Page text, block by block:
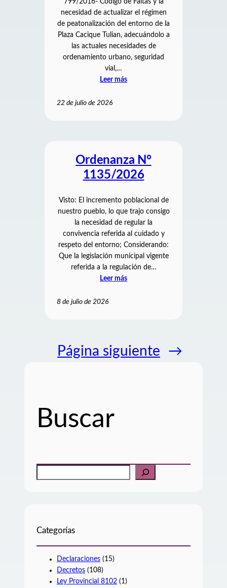
799/2016- Código de Faltas y la
necesidad de actualizar el régimen
de peatonalización del entorno de la
Plaza Cacique Tulian, adecuándolo a
las actuales necesidades de
ordenamiento urbano, seguridad
vial,…
Leer más
22 de julio de 2026
Ordenanza N°
1135/2026
Visto: El incremento poblacional de
nuestro pueblo, lo que trajo consigo
la necesidad de regular la
convivencia referida al cuidado y
respeto del entorno; Considerando:
Que la legislación municipal vigente
referida a la regulación de…
Leer más
8 de julio de 2026
Página siguiente →
Buscar
u
r
Categorías
Declaraciones (15)
Decretos (108)
Ley Provincial 8102 (1)